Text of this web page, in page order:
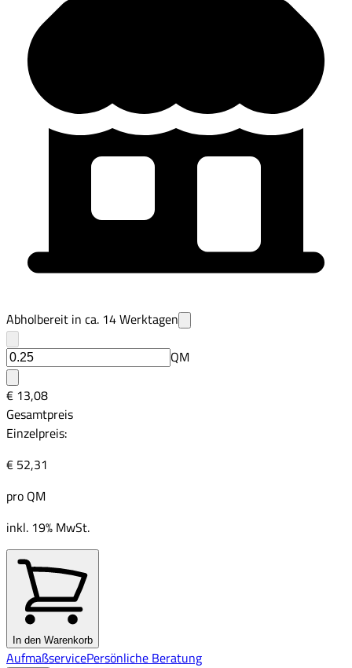
Abholbereit in ca. 14Werktagen
QM
€ 13,08
Gesamtpreis
Einzelpreis:
€ 52,31
pro QM
inkl. 19% MwSt.
In den Warenkorb
AufmaßservicePersönliche Beratung